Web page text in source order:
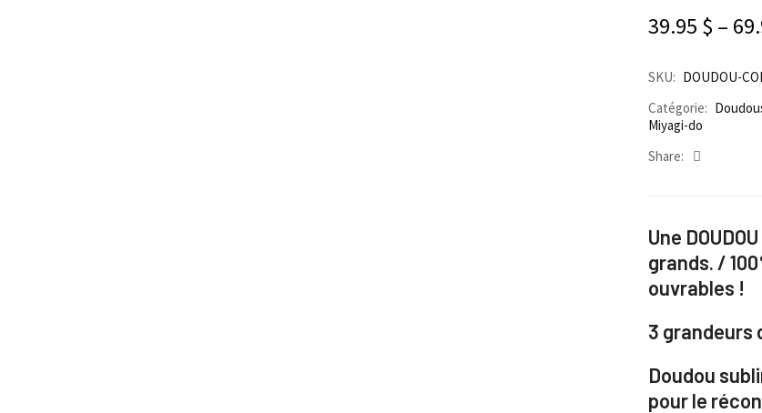
39.95 $ –
SKU: DOUDOU-
Catégorie:
Miyagi-do
Share:
Une
grands. /
ouvrables !
3 grandeurs
Doudou
pour le